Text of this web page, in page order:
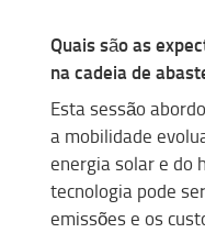
Quais são as
na cadeia de
Esta sessão abord
a mobilidade
energia solar e do
tecnologia pode ser
emissões e os